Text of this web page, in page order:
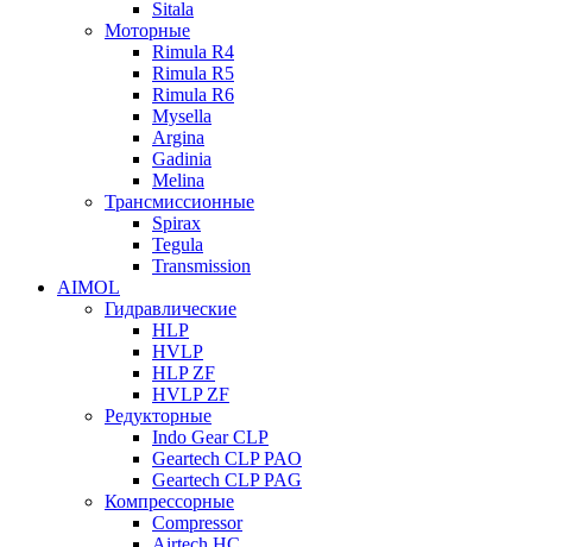
Sitala
Моторные
Rimula R4
Rimula R5
Rimula R6
Mysella
Argina
Gadinia
Melina
Трансмиссионные
Spirax
Tegula
Transmission
AIMOL
Гидравлические
HLP
HVLP
HLP ZF
HVLP ZF
Редукторные
Indo Gear CLP
Geartech CLP PAO
Geartech CLP PAG
Компрессорные
Compressor